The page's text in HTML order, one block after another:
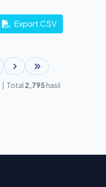
Export CSV
| Total 2,795 hasil